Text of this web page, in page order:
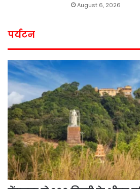
August 6, 2026
पर्यटन